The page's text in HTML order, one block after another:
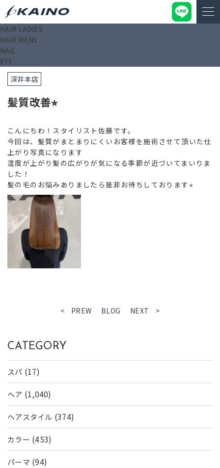
HAIR LADIES
HAIR MENS
NAIL
EYE
KAINO－カイノ－【公式サイト】
2025/04/23
深井本店
髪質改善⭐︎
こんにちわ！スタイリスト佐藤です。
今回は、髪質がまとまりにくいお客様を施術させて頂いた仕
上がり写真になります
湿度が上がり髪の広がりが気になる季節が近づいてまいりま
した！
髪の毛のお悩みありましたら是非お待ちしております⭐︎
< PREW BLOG NEXT >
CATEGORY
スパ (17)
ヘア (1,040)
ヘアスタイル (374)
カラー (453)
パーマ (94)